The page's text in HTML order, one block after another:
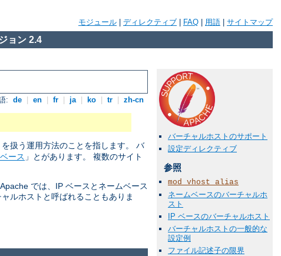
モジュール ディレクティブ FAQ 用語 サイトマップ
ョン 2.4
: de en fr ja ko tr zh-cn
扱う運用方法のことを指します。 バ
ース 」とがあります。 複数のサイト
では、IP ベースとネームベース
ルホストと呼ばれることもありま
バーチャルホストのサポート
設定ディレクティブ
参照
mod_vhost_alias
ネームベースのバーチャルホ
スト
IP ベースのバーチャルホスト
バーチャルホストの一般的な
設定例
ファイル記述子の限界